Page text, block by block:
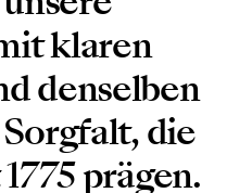
klaren
denselben
die
prägen.